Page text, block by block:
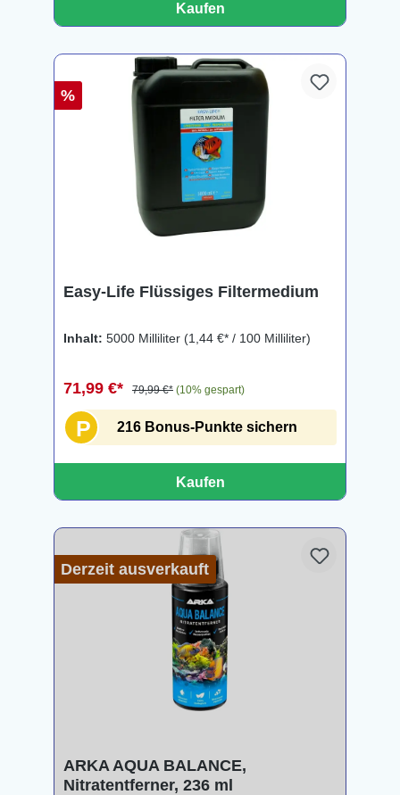
Kaufen
%
Easy-Life Flüssiges Filtermedium
Inhalt: 5000 Milliliter (1,44 €* / 100 Milliliter)
71,99 €* 79,99 €* (10% gespart)
P 216 Bonus-Punkte sichern
Kaufen
Derzeit ausverkauft
ARKA AQUA BALANCE,
Nitratentferner, 236 ml